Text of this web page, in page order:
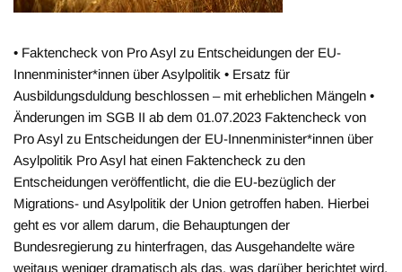
• Faktencheck von Pro Asyl zu Entscheidungen der EU-
Innenminister*innen über Asylpolitik • Ersatz für
Ausbildungsduldung beschlossen – mit erheblichen Mängeln •
Änderungen im SGB II ab dem 01.07.2023 Faktencheck von
Pro Asyl zu Entscheidungen der EU-Innenminister*innen über
Asylpolitik Pro Asyl hat einen Faktencheck zu den
Entscheidungen veröffentlicht, die die EU-bezüglich der
Migrations- und Asylpolitik der Union getroffen haben. Hierbei
geht es vor allem darum, die Behauptungen der
Bundesregierung zu hinterfragen, das Ausgehandelte wäre
weitaus weniger dramatisch als das, was darüber berichtet wird.